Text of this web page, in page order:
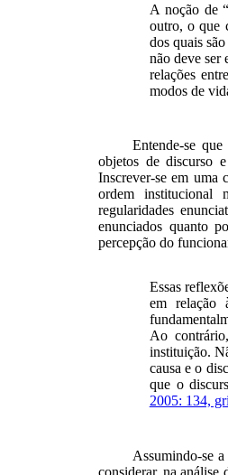
A noção de
outro, o que
dos quais
não deve ser
relações
modos de
Entende-se
objetos de discurso
Inscrever-se em uma
ordem institucional
regularidades
enunciados quanto
percepção do
Essas
em relação
Ao
instituição.
causa e o
que o
2005: 134,
Assumindo-se
considerar, na análise